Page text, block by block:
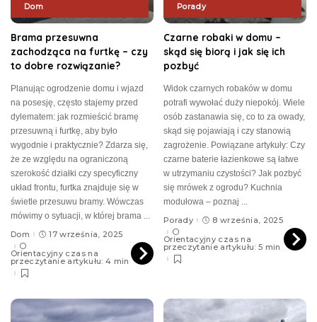
Dom
Brama przesuwna
zachodząca na furtkę – czy
to dobre rozwiązanie?
Planując ogrodzenie domu i wjazd
na posesję, często stajemy przed
dylematem: jak rozmieścić bramę
przesuwną i furtkę, aby było
wygodnie i praktycznie? Zdarza się,
że ze względu na ograniczoną
szerokość działki czy specyficzny
układ frontu, furtka znajduje się w
świetle przesuwu bramy. Wówczas
mówimy o sytuacji, w której brama ...
Dom
17 września, 2025
Orientacyjny czas na
przeczytanie artykułu: 4 min
Porady
Czarne robaki w domu –
skąd się biorą i jak się ich
pozbyć
Widok czarnych robaków w domu
potrafi wywołać duży niepokój. Wiele
osób zastanawia się, co to za owady,
skąd się pojawiają i czy stanowią
zagrożenie. Powiązane artykuły: Czy
czarne baterie łazienkowe są łatwe
w utrzymaniu czystości? Jak pozbyć
się mrówek z ogrodu? Kuchnia
modułowa – poznaj ...
Porady
8 września, 2025
Orientacyjny czas na
przeczytanie artykułu: 5 min